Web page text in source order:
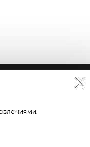
Материалы сайта
Запрещается
использование
АВТОРСКОМ ПРАВЕ И